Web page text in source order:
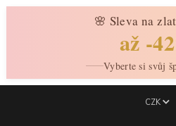
🌸 Sleva na
až -
Vyberte si svůj
CZK